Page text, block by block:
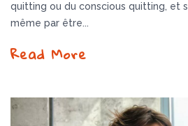
quitting ou du conscious quitting, et
même par être...
Read More